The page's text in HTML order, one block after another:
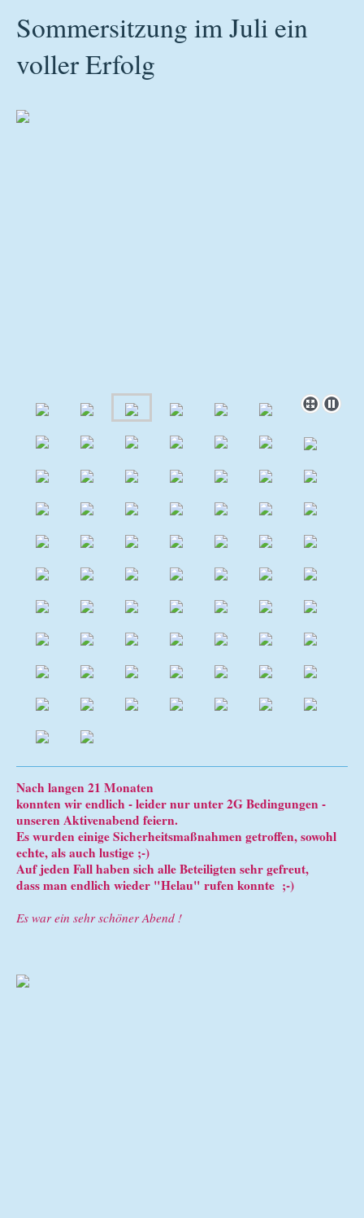
Sommersitzung im Juli ein
voller Erfolg
Nach langen 21 Monaten
konnten wir endlich - leider nur unter 2G Bedingungen -
unseren Aktivenabend feiern.
Es wurden einige Sicherheitsmaßnahmen getroffen, sowohl
echte, als auch lustige ;-)
Auf jeden Fall haben sich alle Beteiligten sehr gefreut,
dass man endlich wieder "Helau" rufen konnte ;-)
Es war ein sehr schöner Abend !